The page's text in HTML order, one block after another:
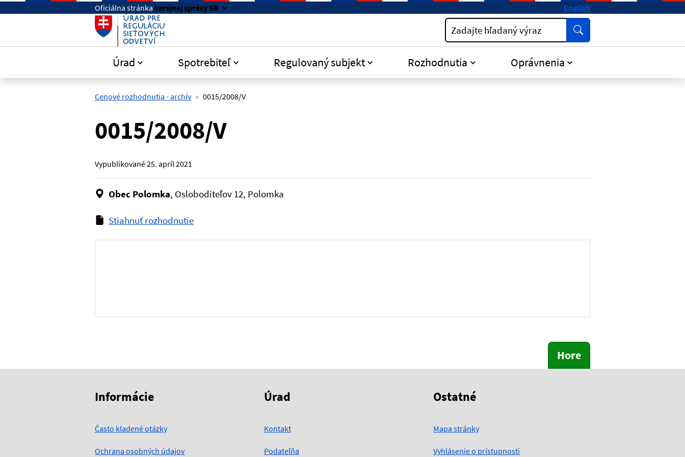
Preskočiť na hlavný obsahOficiálna stránka verejnej správy SR English
Zadajte hľadaný výraz Vyhľadať
Úrad Spotrebiteľ Regulovaný subjekt Rozhodnutia Oprávnenia
Cenové rozhodnutia - archív 0015/2008/V
0015/2008/V
Vypublikované25. apríl 2021
Obec Polomka, Osloboditeľov 12, Polomka
Stiahnuť rozhodnutie
Hore
Informácie
Často kladené otázky
Ochrana osobných údajov
Úrad
Kontakt
Podateľňa
Ostatné
Mapa stránky
Vyhlásenie o prístupnosti